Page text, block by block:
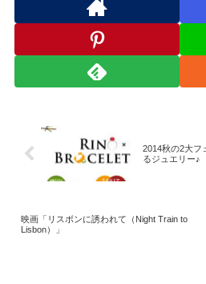
2014秋の2大フ
るジュエリー♪
映画「リスボンに誘われて（Night Train to
Lisbon）」